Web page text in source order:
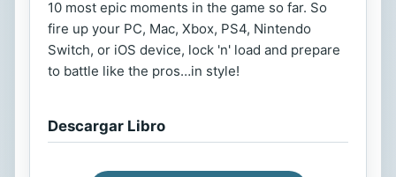
10 most epic moments in the game so far. So
fire up your PC, Mac, Xbox, PS4, Nintendo
Switch, or iOS device, lock 'n' load and prepare
to battle like the pros…in style!
Descargar Libro